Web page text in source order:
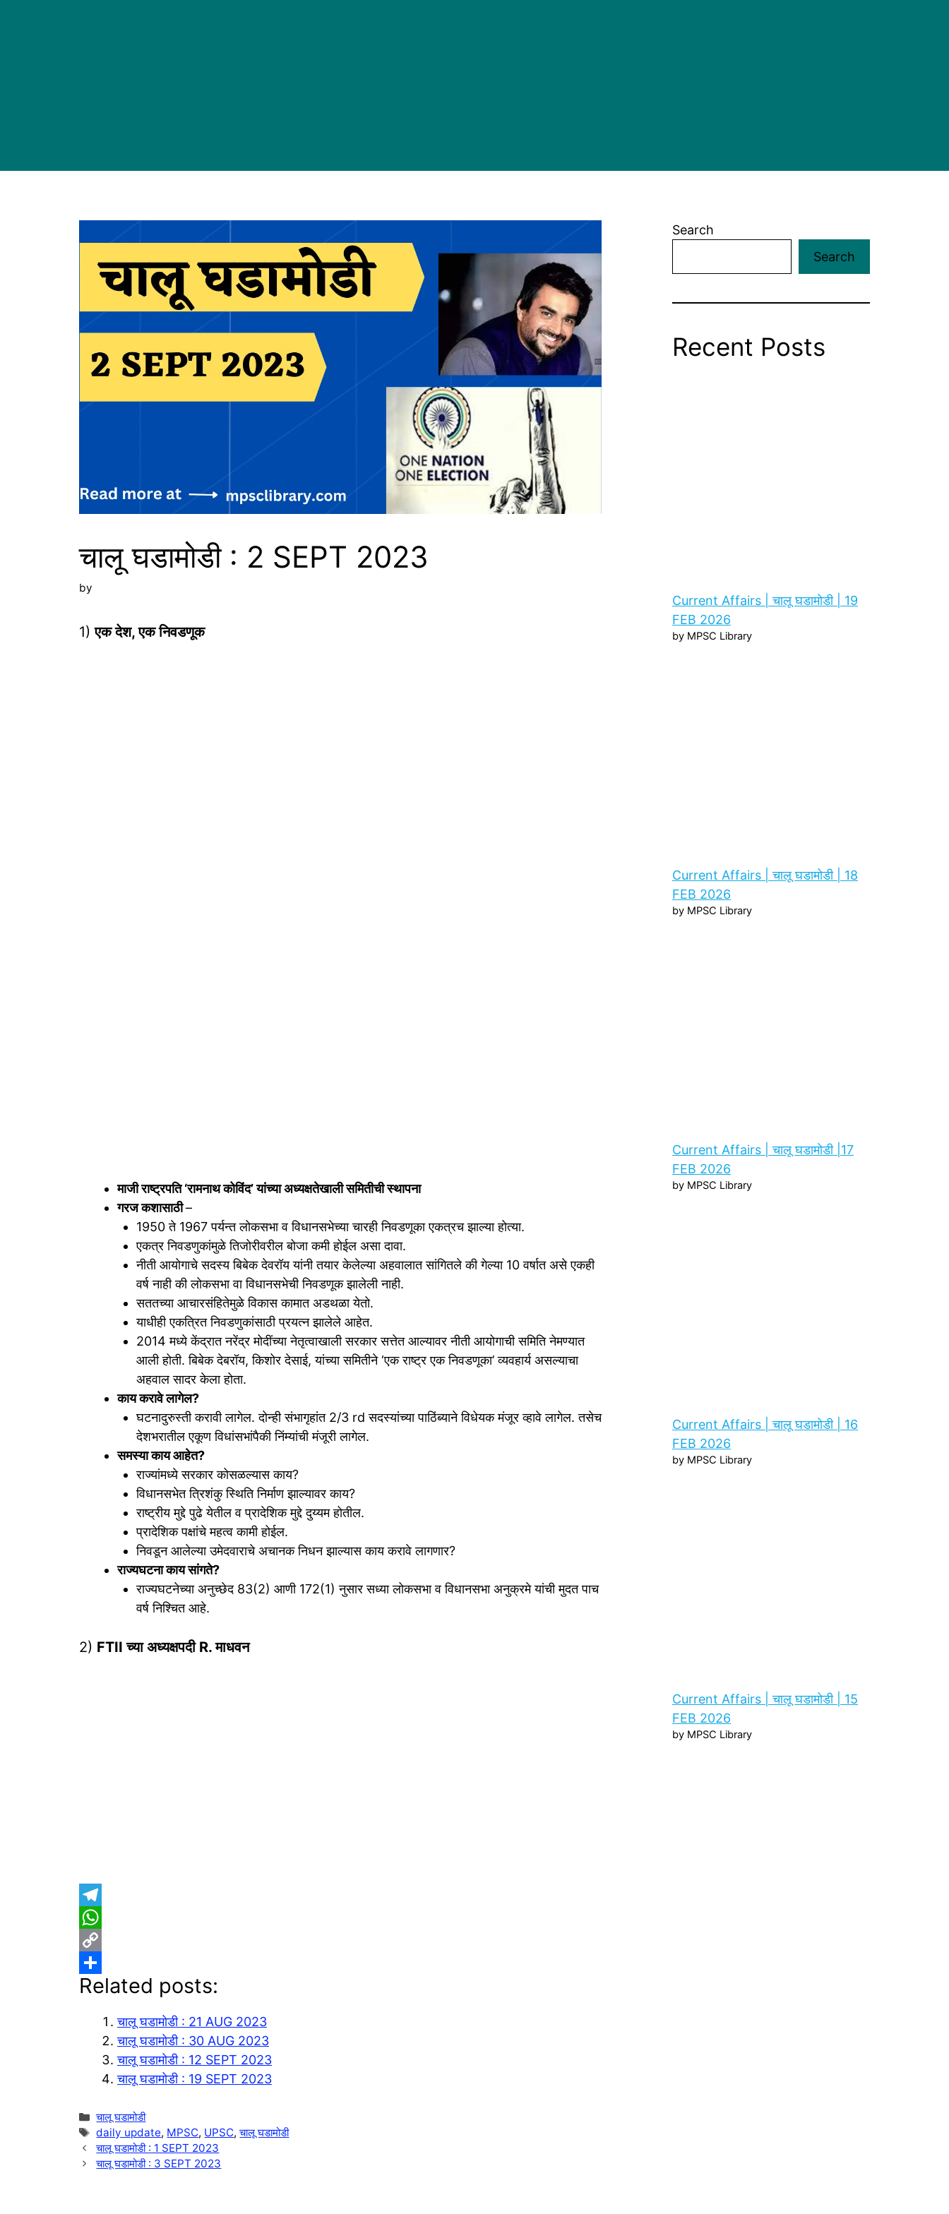
चालू घडामोडी : 2 SEPT 2023
by
1)एक देश, एक निवडणूक
माजी राष्ट्रपति ‘रामनाथ कोविंद’ यांच्या अध्यक्षतेखाली समितीची स्थापना
गरज कशासाठी–
1950 ते 1967 पर्यन्त लोकसभा व विधानसभेच्या चारही निवडणूका एकत्रच झाल्या होत्या.
एकत्र निवडणुकांमुळे तिजोरीवरील बोजा कमी होईल असा दावा.
नीती आयोगाचे सदस्य बिबेक देवरॉय यांनी तयार केलेल्या अहवालात सांगितले की गेल्या 10 वर्षात असे एकही
वर्ष नाही की लोकसभा वा विधानसभेची निवडणूक झालेली नाही.
सततच्या आचारसंहितेमुळे विकास कामात अडथळा येतो.
याधीही एकत्रित निवडणुकांसाठी प्रयत्न झालेले आहेत.
2014 मध्ये केंद्रात नरेंद्र मोदींच्या नेतृत्वाखाली सरकार सत्तेत आल्यावर नीती आयोगाची समिति नेमण्यात
आली होती. बिबेक देबरॉय, किशोर देसाई, यांच्या समितीने ‘एक राष्ट्र एक निवडणूका’ व्यवहार्य असल्याचा
अहवाल सादर केला होता.
काय करावे लागेल?
घटनादुरुस्ती करावी लागेल. दोन्ही संभागृहांत 2/3 rd सदस्यांच्या पाठिंब्याने विधेयक मंजूर व्हावे लागेल. तसेच
देशभरातील एकूण विधांसभांपैकी निंम्यांची मंजूरी लागेल.
समस्या काय आहेत?
राज्यांमध्ये सरकार कोसळल्यास काय?
विधानसभेत त्रिशंकु स्थिति निर्माण झाल्यावर काय?
राष्ट्रीय मुद्दे पुढे येतील व प्रादेशिक मुद्दे दुय्यम होतील.
प्रादेशिक पक्षांचे महत्व कामी होईल.
निवडून आलेल्या उमेदवाराचे अचानक निधन झाल्यास काय करावे लागणार?
राज्यघटना काय सांगते?
राज्यघटनेच्या अनुच्छेद 83(2) आणी 172(1) नुसार सध्या लोकसभा व विधानसभा अनुक्रमे यांची मुदत पाच
वर्ष निश्चित आहे.
2) FTII च्या अध्यक्षपदी R. माधवन
T
e
e
W
h
a
C
o
k
S
Related posts:
चालू घडामोडी : 21 AUG 2023
चालू घडामोडी : 30 AUG 2023
चालू घडामोडी : 12 SEPT 2023
चालू घडामोडी : 19 SEPT 2023
Categories
चालू घडामोडी
Tags
daily update, MPSC, UPSC,चालू घडामोडी
चालू घडामोडी : 1 SEPT 2023
चालू घडामोडी : 3 SEPT 2023
Search
Search
Recent Posts
Current Affairs | चालू घडामोडी | 19
FEB 2026
by MPSC Library
Current Affairs | चालू घडामोडी | 18
FEB 2026
by MPSC Library
Current Affairs | चालू घडामोडी |17
FEB 2026
by MPSC Library
Current Affairs | चालू घडामोडी | 16
FEB 2026
by MPSC Library
Current Affairs | चालू घडामोडी | 15
FEB 2026
by MPSC Library